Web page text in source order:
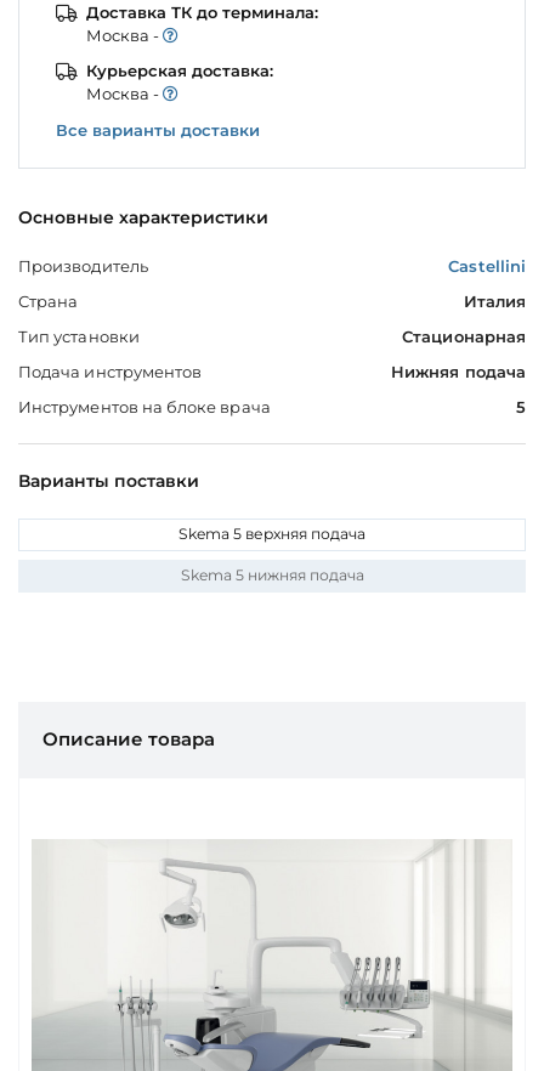
Основные характеристики
Производитель
Castellini
Страна
Италия
Тип установки
Стационарная
Подача инструментов
Нижняя подача
Инструментов на блоке врача
5
Варианты поставки
Skema 5 верхняя подача
Skema 5 нижняя подача
Доставка ТК до терминала:
Моcква -
Курьерская доставка:
Моcква -
Все варианты доставки
Описание товара